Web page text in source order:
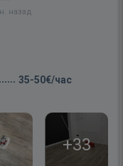
назад
35-50€/час
+33